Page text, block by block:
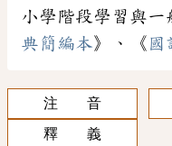
小學階段學習與
典簡編本》、《 國
注 音
釋 義